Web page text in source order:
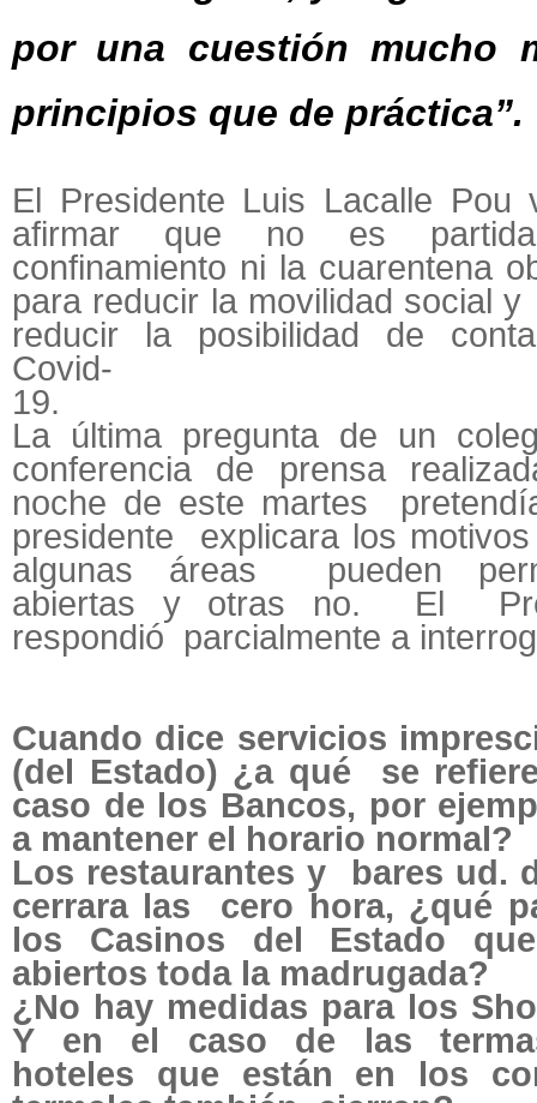
por una cuestión mucho
principios que de práctica”.
El Presidente Luis Lacalle Pou
afirmar que no es
confinamiento ni la cuarentena
para reducir la movilidad social
reducir la posibilidad de
Covid-
La última pregunta de un
conferencia de prensa
noche de este martes
presidente explicara los
algunas áreas pueden
abiertas y otras no. El
respondió parcialmente a
Cuando dice servicios
(del Estado) ¿a qué se
caso de los Bancos, por
a mantener el horario normal?
Los restaurantes y bares ud.
cerrara las cero hora, ¿qué
los Casinos del Estado
abiertos toda la madrugada?
¿No hay medidas para los
Y en el caso de las
hoteles que están en los